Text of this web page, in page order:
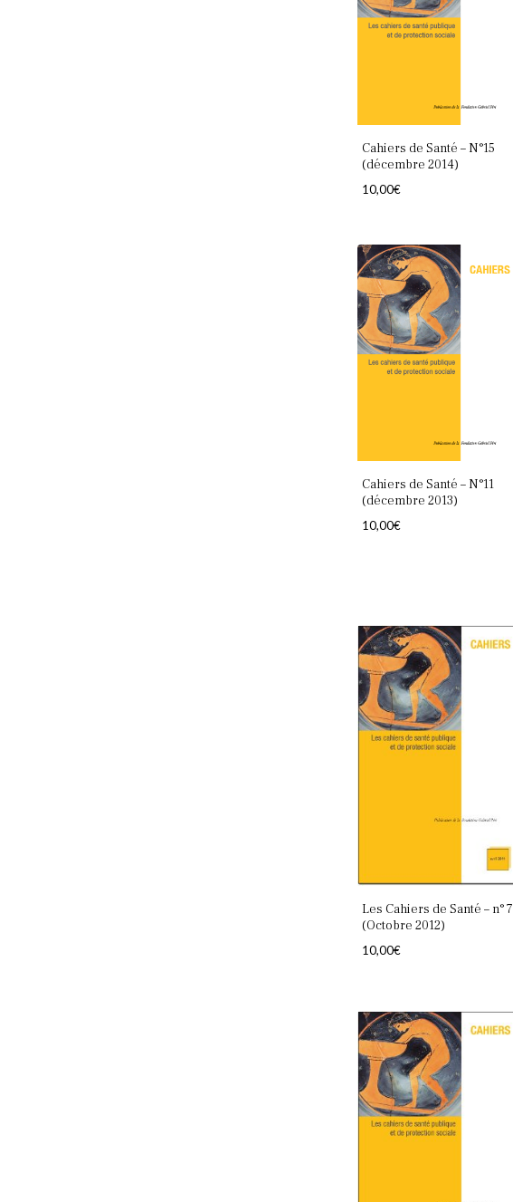
Cahiers de Santé – N°15
(décembre 2014)
10,00€
Cahiers de Santé – N°11
(décembre 2013)
10,00€
Les Cahiers de Santé – n° 7
(Octobre 2012)
10,00€